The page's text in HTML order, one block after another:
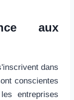
aux
dans
conscientes
entreprises